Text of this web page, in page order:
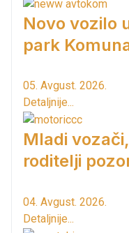
Novo vozilo
park
05. Avgust. 2026.
Detaljnije...
Mladi
roditelji
04. Avgust. 2026.
Detaljnije...